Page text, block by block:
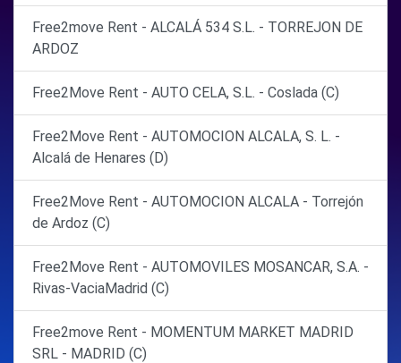
Free2move Rent - ALCALÁ 534 S.L. - TORREJON DE
ARDOZ
Free2Move Rent - AUTO CELA, S.L. - Coslada (C)
Free2Move Rent - AUTOMOCION ALCALA, S. L. -
Alcalá de Henares (D)
Free2Move Rent - AUTOMOCION ALCALA - Torrejón
de Ardoz (C)
Free2Move Rent - AUTOMOVILES MOSANCAR, S.A. -
Rivas-VaciaMadrid (C)
Free2move Rent - MOMENTUM MARKET MADRID
SRL - MADRID (C)